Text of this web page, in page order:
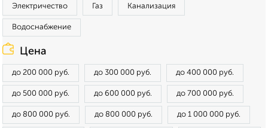
Электричество Газ Канализация
Водоснабжение
Цена
до 200 000 руб. до 300 000 руб. до 400 000 руб.
до 500 000 руб. до 600 000 руб. до 700 000 руб.
до 800 000 руб. до 800 000 руб. до 1 000 000 руб.